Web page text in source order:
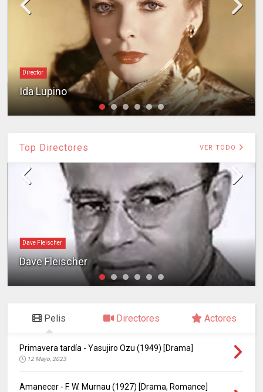
Director
Ida Lupino
Top Directores VER TODO
Dave Fleischer
Dave Fleischer
Pelis Directores Actores
Primavera tardía - Yasujiro Ozu (1949) [Drama]
12 Mayo, 2023
Amanecer - F. W. Murnau (1927) [Drama, Romance]